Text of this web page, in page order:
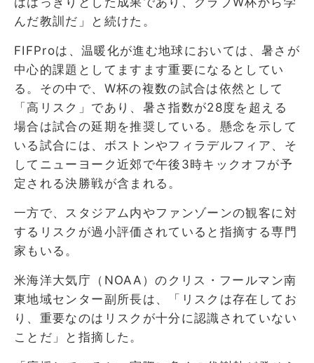
んだ教訓だ」と続けた。
FIFProは、温暖化が進む地球においては、暑さが
中心的課題としてますます重要になるとしてい
る。その中で、W杯の複数の試合は依然として
「高リスク」であり、暑さ指数が28度を超える
場合は試合の延期を推奨している。懸念を示して
いる試合には、ボストンやフィラデルフィア、そ
してニューヨーク近郊で午後3時キックオフが予
定される決勝戦が含まれる。
一方で、スタジアム内やファンゾーンの観客に対
するリスクが過小評価されていると指摘する専門
家もいる。
米海洋大気庁（NOAA）のクリス・フールマン南
東地域センター副所長は、「リスクは存在してお
り、重要なのはリスクが十分に認識されていない
ことだ」と指摘した。